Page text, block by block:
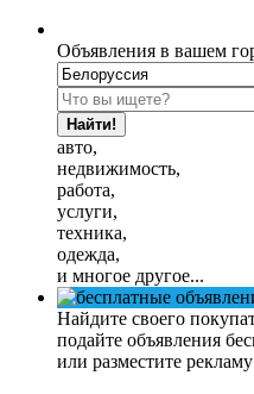
Объявления в вашем
Найти!
авто,
недвижимость,
работа,
услуги,
техника,
одежда,
и многое другое...
Найдите своего
подайте объявления
или разместите